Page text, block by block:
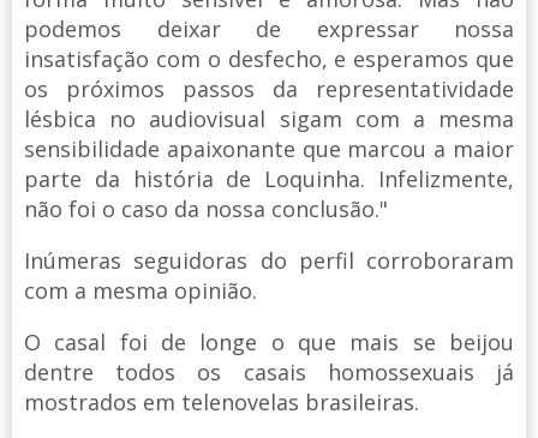
podemos deixar de expressar nossa
insatisfação com o desfecho, e esperamos que
os próximos passos da representatividade
lésbica no audiovisual sigam com a mesma
sensibilidade apaixonante que marcou a maior
parte da história de Loquinha. Infelizmente,
não foi o caso da nossa conclusão."
Inúmeras seguidoras do perfil corroboraram
com a mesma opinião.
O casal foi de longe o que mais se beijou
dentre todos os casais homossexuais já
mostrados em telenovelas brasileiras.